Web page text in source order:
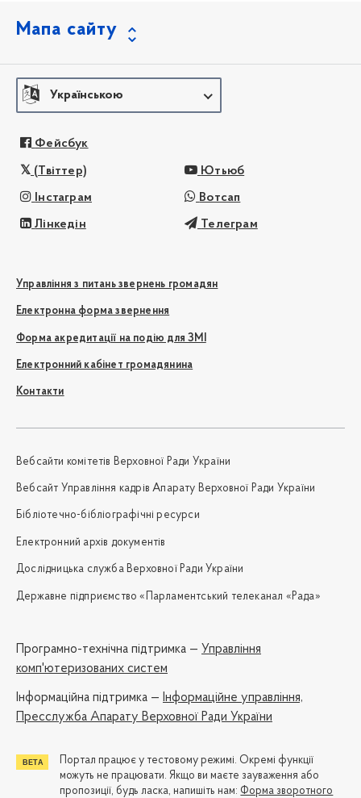
Мапа сайту
Українською
Фейсбук
(Твіттер) Ютьюб
Інстаграм Вотсап
Лінкедін Телеграм
Управління з питань звернень громадян
Електронна форма звернення
Форма акредитації на подію для ЗМІ
Електронний кабінет громадянина
Контакти
Вебсайти комітетів Верховної Ради України
Вебсайт Управління кадрів Апарату Верховної Ради України
Бібліотечно-бібліографічні ресурси
Електронний архів документів
Дослідницька служба Верховної Ради України
Державне підприємство «Парламентський телеканал «Рада»
Програмно-технічна підтримка — Управління
комп'ютеризованих систем
Iнформаційна підтримка — Інформаційне управління,
Пресслужба Апарату Верховної Ради України
Портал працює у тестовому режимі. Окремі функції
можуть не працювати. Якщо ви маєте зауваження або
пропозиції, будь ласка, напишіть нам: Форма зворотного